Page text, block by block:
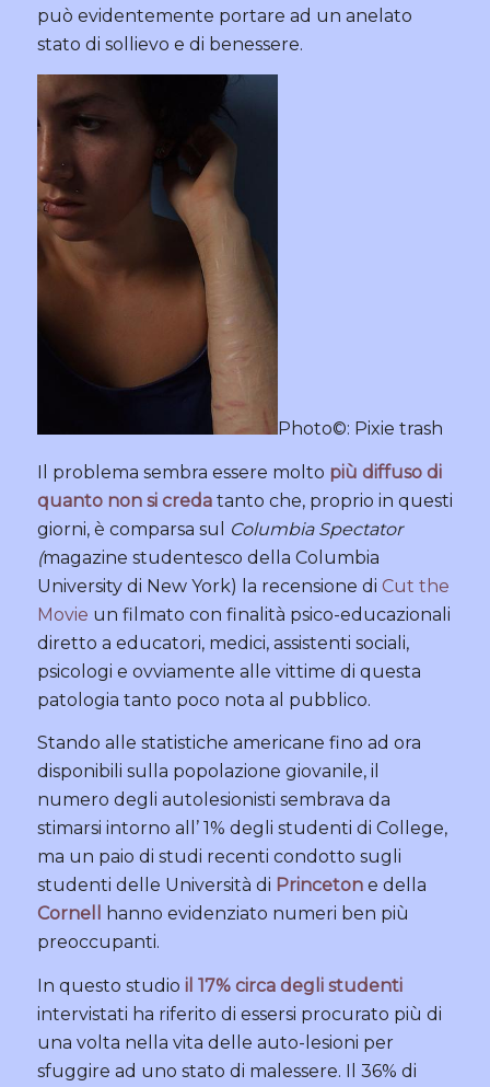
può evidentemente portare ad un anelato
stato di sollievo e di benessere.
Photo©: Pixie trash
Il problema sembra essere molto più diffuso di
quanto non si credatanto che, proprio in questi
giorni, è comparsa sul
Columbia Spectator
(magazine studentesco della Columbia
University di New York) la recensione di Cut the
Movie un filmato con finalità psico-educazionali
diretto a educatori, medici, assistenti sociali,
psicologi e ovviamente alle vittime di questa
patologia tanto poco nota al pubblico.
Stando alle statistiche americane fino ad ora
disponibili sulla popolazione giovanile, il
numero degli autolesionisti sembrava da
stimarsi intorno all’ 1% degli studenti di College,
ma un paio di studi recenti condotto sugli
studenti delle Università di Princetone della
Cornell
hanno evidenziato numeri ben più
preoccupanti.
In questo studio il 17% circa degli studenti
intervistati ha riferito di essersi procurato più di
una volta nella vita delle auto-lesioni per
sfuggire ad uno stato di malessere. Il 36% di